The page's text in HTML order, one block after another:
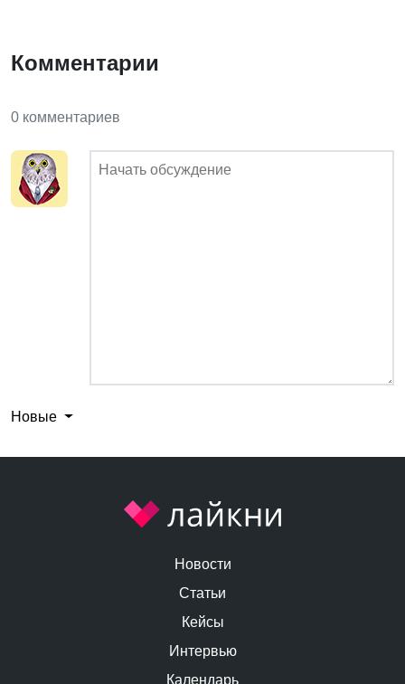
Комментарии
0 комментариев
Новые
Новости
Статьи
Кейсы
Интервью
Календарь